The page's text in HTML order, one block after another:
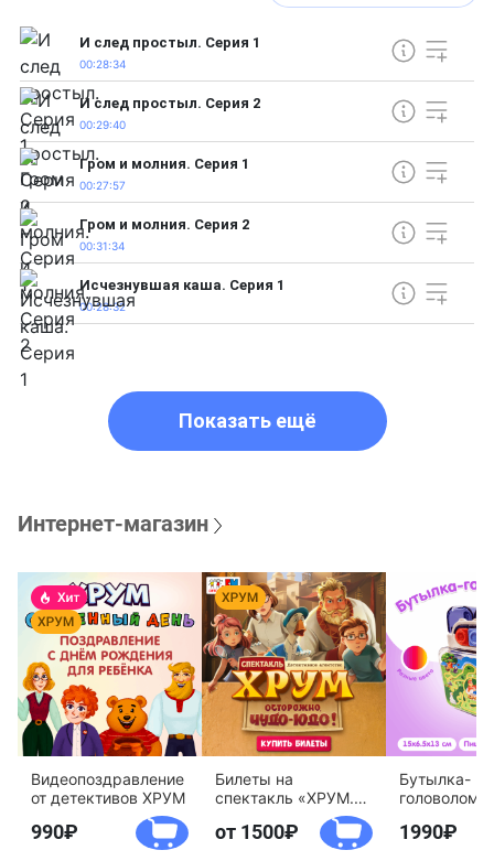
И след простыл. Серия 1
00:28:34
И след простыл. Серия 2
00:29:40
Гром и молния. Серия 1
00:27:57
Гром и молния. Серия 2
00:31:34
Исчезнувшая каша. Серия 1
00:28:32
Показать ещё
Интернет-магазин
Видеопоздравление
от детективов ХРУМ
990
Билеты на
спектакль «ХРУМ.
Осторожно, Чудо-
Юдо!»
от 1500
Бутылка-
агентство
1990